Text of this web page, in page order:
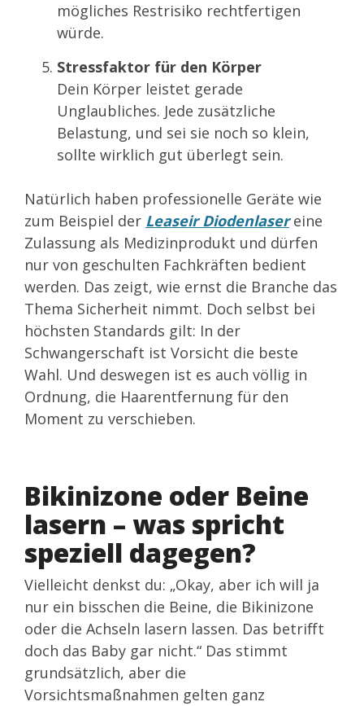
mögliches Restrisiko rechtfertigen
würde.
Stressfaktor für den Körper
Dein Körper leistet gerade
Unglaubliches. Jede zusätzliche
Belastung, und sei sie noch so klein,
sollte wirklich gut überlegt sein.
Natürlich haben professionelle Geräte wie
zum Beispiel der Leaseir Diodenlasereine
Zulassung als Medizinprodukt und dürfen
nur von geschulten Fachkräften bedient
werden. Das zeigt, wie ernst die Branche das
Thema Sicherheit nimmt. Doch selbst bei
höchsten Standards gilt: In der
Schwangerschaft ist Vorsicht die beste
Wahl. Und deswegen ist es auch völlig in
Ordnung, die Haarentfernung für den
Moment zu verschieben.
Bikinizone oder Beine
lasern – was spricht
speziell dagegen?
Vielleicht denkst du: „Okay, aber ich will ja
nur ein bisschen die Beine, die Bikinizone
oder die Achseln lasern lassen. Das betrifft
doch das Baby gar nicht.“ Das stimmt
grundsätzlich, aber die
Vorsichtsmaßnahmen gelten ganz